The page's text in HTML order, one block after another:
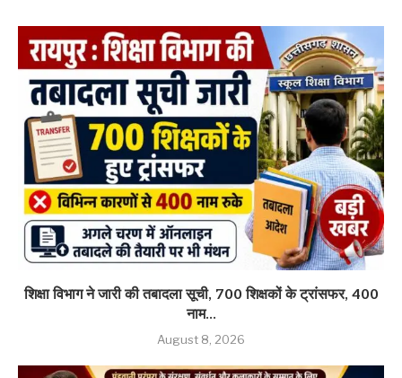
शिक्षा विभाग ने जारी की तबादला सूची, 700 शिक्षकों के ट्रांसफर, 400
नाम...
August 8, 2026